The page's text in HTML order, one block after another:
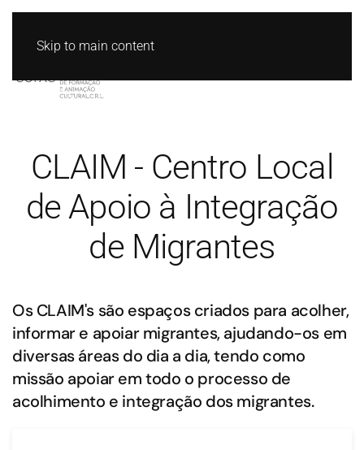
Skip to main content
CLAIM - Centro Local
de Apoio à Integração
de Migrantes
Os CLAIM's são espaços criados para acolher,
informar e apoiar migrantes, ajudando-os em
diversas áreas do dia a dia, tendo como
missão apoiar em todo o processo de
acolhimento e integração dos migrantes.